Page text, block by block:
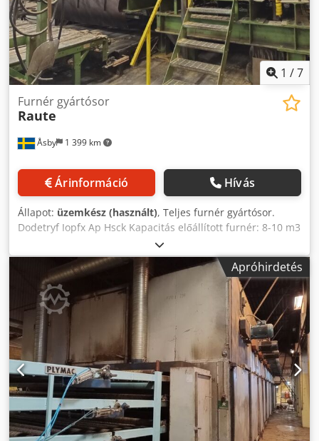
1 /7
Åsby 1 399 km
Furnér gyártósor
Raute
Árinformáció Hívás
Állapot: üzemkész (használt), Teljes furnér gyártósor.
Dodetryf Iopfx Ap Hsck Kapacitás előállított furnér: 8-10 m3
óránként Méret furnérlemezek: Hossza 2,62 m, minimális
szélessége 0,5 méter. Maximális átmérő: 62 cm Maximális
rönkhossz: 6 méter ( hosszabb rönk, ha a rönkbefogót
átépítik ) Főbb alkatrészek: - A fűrészáru, amelyből a
fűrészáru készül: - Rönkfelvétel kérgtelenítővel és
tomporszűkítővel. - Furnérhámozó rendszer - Furnérszárító
- Szállítórendszer minőségi válogatáshoz,
rakodóegységekkel - forgácsológépek a vágási hulladék
forgácsolásához
Apróhirdetés